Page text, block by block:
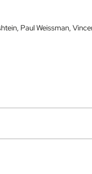
Paul Weissman,